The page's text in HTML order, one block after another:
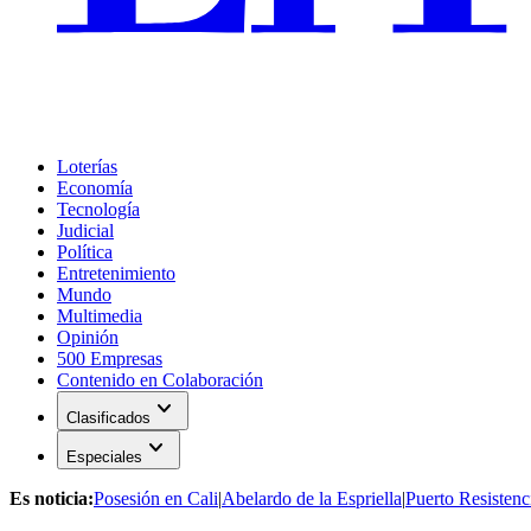
Loterías
Economía
Tecnología
Judicial
Política
Entretenimiento
Mundo
Multimedia
Opinión
500 Empresas
Contenido en Colaboración
Clasificados expand_more
Especiales expand_more
Es noticia:Posesión en Cali|Abelardo de la Espriella|Puerto